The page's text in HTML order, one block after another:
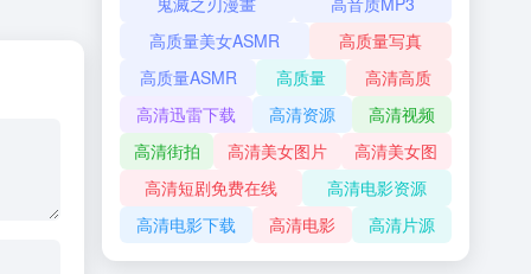
高质量美女ASMR
高质量写真
高质量ASMR
高质量
高清高质
高清迅雷下载
高清资源
高清视频
高清街拍
高清美女图片
高清美女图
高清短剧免费在线
高清电影资源
高清电影下载
高清电影 高清片源